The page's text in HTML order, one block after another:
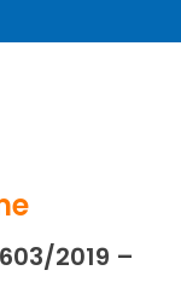
2019 –